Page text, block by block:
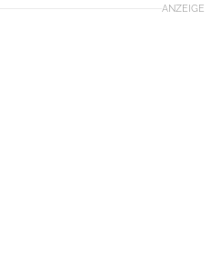
ANZEIGE